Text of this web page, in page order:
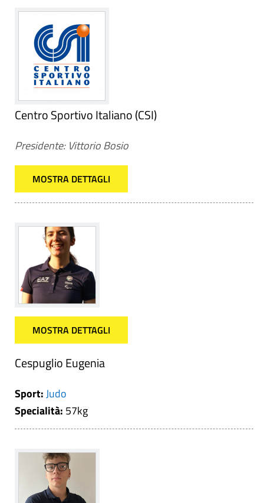
Centro Sportivo Italiano (CSI)
Presidente: Vittorio Bosio
MOSTRA DETTAGLI
MOSTRA DETTAGLI
Cespuglio Eugenia
Sport:Judo
Specialità: 57kg